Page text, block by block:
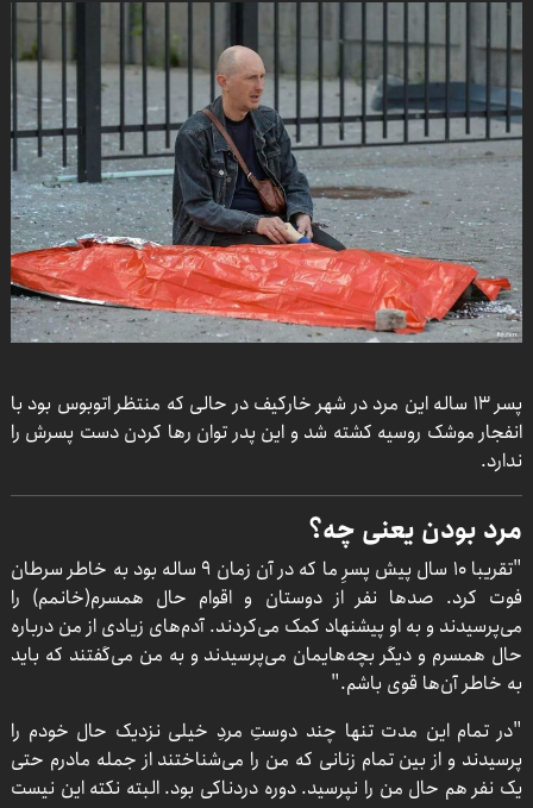
پسر 13 ساله این مرد در شهر خارکیف در حالی که منتظر اتوبوس بود با
انفجار موشک روسیه کشته شد و این پدر توان رها کردن دست پسرش را
ندارد.
مرد بودن یعنی چه؟
"تقریبا 10 سال پیش پسرِ ما که در آن زمان 9 ساله بود به خاطر سرطان
فوت کرد. صدها نفر از دوستان و اقوام حال همسرم(خانمم) را
می‌پرسیدند و به او پیشنهاد کمک می‌کردند. آدم‌های زیادی از من درباره
حال همسرم و دیگر بچه‌هایمان می‌پرسیدند و به من می‌گفتند که باید
به خاطر آن‌ها قوی باشم."
"در تمام این مدت تنها چند دوستِ مردِ خیلی نزدیک حال خودم را
پرسیدند و از بین تمام زنانی که من را می‌شناختند از جمله مادرم حتی
یک نفر هم حال من را نپرسید. دوره دردناکی بود. البته نکته این نیست